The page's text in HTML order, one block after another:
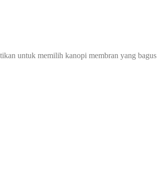
untuk memilih kanopi membran yang bagus